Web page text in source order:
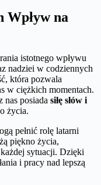
Wpływ na
istotnego wpływu
nadziei w codziennych
która pozwala
w ciężkich momentach.
nas posiada siłę słów i
życia.
pełnić rolę latarni
piękno życia,
sytuacji. Dzięki
i pracy nad lepszą